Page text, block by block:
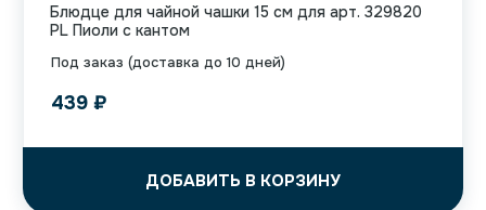
Под заказ (доставка до 10 дней)
Блюдце для чайной чашки 15 см для арт. 329820
PL Пиоли с кантом
439 ₽
ДОБАВИТЬ В КОРЗИНУ